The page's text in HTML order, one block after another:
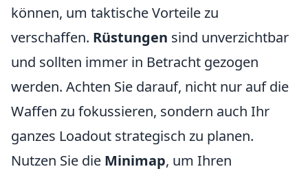
können, um taktische Vorteile zu
verschaffen. Rüstungen sind unverzichtbar
und sollten immer in Betracht gezogen
werden. Achten Sie darauf, nicht nur auf die
Waffen zu fokussieren, sondern auch Ihr
ganzes Loadout strategisch zu planen.
Nutzen Sie die Minimap, um Ihren